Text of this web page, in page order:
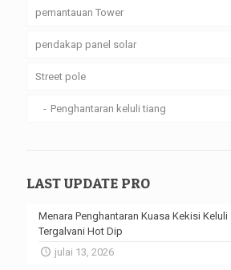
pemantauan Tower
pendakap panel solar
Street pole
Penghantaran keluli tiang
LAST UPDATE PRO
Menara Penghantaran Kuasa Kekisi Keluli
Tergalvani Hot Dip
julai 13, 2026